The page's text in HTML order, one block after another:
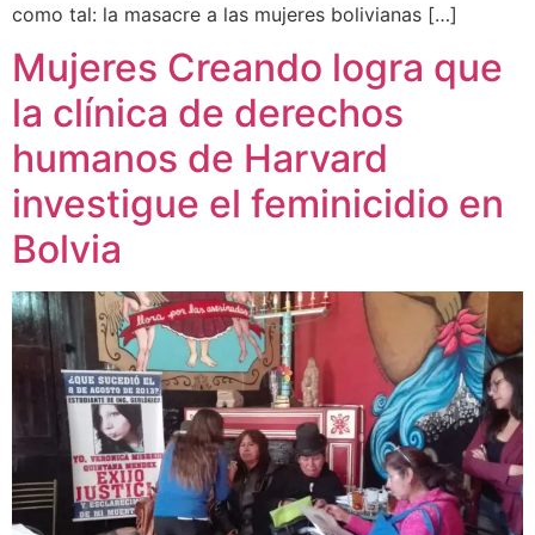
como tal: la masacre a las mujeres bolivianas […]
Mujeres Creando logra que
la clínica de derechos
humanos de Harvard
investigue el feminicidio en
Bolvia